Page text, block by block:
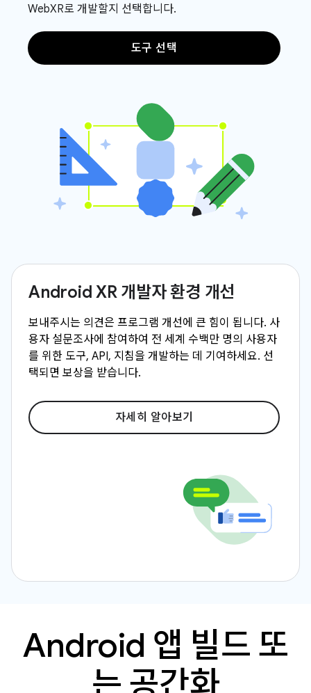
WebXR로 개발할지 선택합니다.
도구 선택
Android XR 개발자 환경 개선
보내주시는 의견은 프로그램 개선에 큰 힘이 됩니다. 사
용자 설문조사에 참여하여 전 세계 수백만 명의 사용자
를 위한 도구, API, 지침을 개발하는 데 기여하세요. 선
택되면 보상을 받습니다.
자세히 알아보기
Android 앱 빌드 또
는 공간화